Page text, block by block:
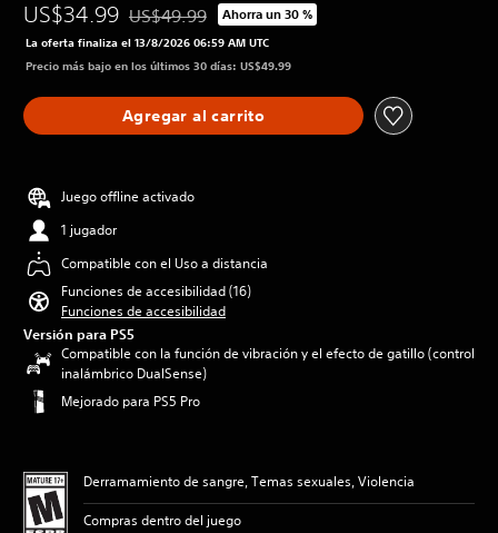
US$34.99 Rebajado del precio original de US$49.99
US$49.99 Ahorra un 30 %
La oferta finaliza el 13/8/2026 06:59 AM UTC
Precio más bajo en los últimos 30 días: US$49.99
Agregar al carrito
Juego offline activado
1 jugador
Compatible con el Uso a distancia
Funciones de accesibilidad (16)
Funciones de accesibilidad
Versión para PS5
Compatible con la función de vibración y el efecto de gatillo (control
inalámbrico DualSense)
Mejorado para PS5 Pro
Derramamiento de sangre, Temas sexuales, Violencia
Compras dentro del juego